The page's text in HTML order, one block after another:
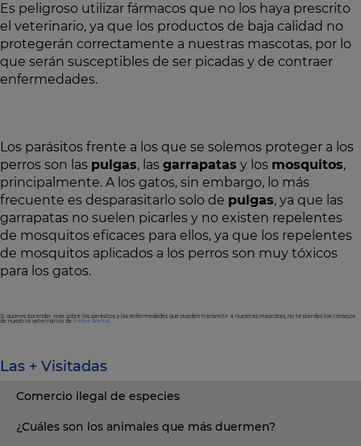
Es peligroso utilizar fármacos que no los haya prescrito
el veterinario, ya que los productos de baja calidad no
protegerán correctamente a nuestras mascotas, por lo
que serán susceptibles de ser picadas y de contraer
enfermedades.
Los parásitos frente a los que se solemos proteger a los
perros son las pulgas, las garrapatas y los mosquitos,
principalmente. A los gatos, sin embargo, lo más
frecuente es desparasitarlo solo de pulgas, ya que las
garrapatas no suelen picarles y no existen repelentes
de mosquitos eficaces para ellos, ya que los repelentes
de mosquitos aplicados a los perros son muy tóxicos
para los gatos.
Si quieres aprender más sobre los parásitos y las enfermedades que pueden transmitir a nuestras mascotas, no te pierdas los consejos
de nuestros veterinarios de Fiebre Animal
Las + Visitadas
Comercio ilegal de especies
¿Cuáles son los animales que más duermen?